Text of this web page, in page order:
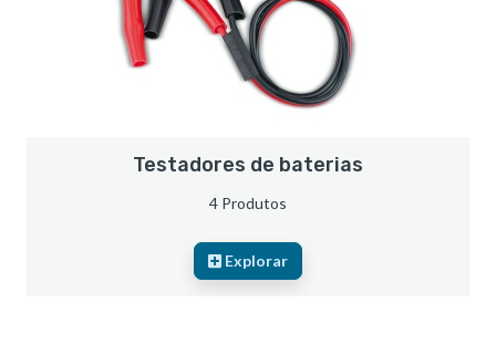
Testadores de baterias
4 Produtos
Explorar